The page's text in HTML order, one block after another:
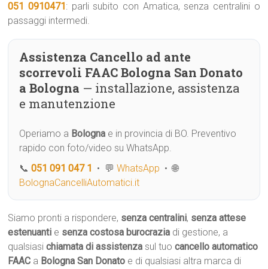
051 0910471: parli subito con Amatica, senza centralini o
passaggi intermedi.
Assistenza Cancello ad ante
scorrevoli FAAC Bologna San Donato
a Bologna — installazione, assistenza
e manutenzione
Operiamo a Bologna e in provincia di BO. Preventivo
rapido con foto/video su WhatsApp.
📞051 091 047 1 • 💬WhatsApp • 🌐
BolognaCancelliAutomatici.it
Siamo pronti a rispondere, senza centralini, senza attese
estenuanti e senza costosa burocrazia di gestione, a
qualsiasichiamata di assistenza sul tuocancello automatico
FAAC a Bologna San Donato e di qualsiasi altra marca di